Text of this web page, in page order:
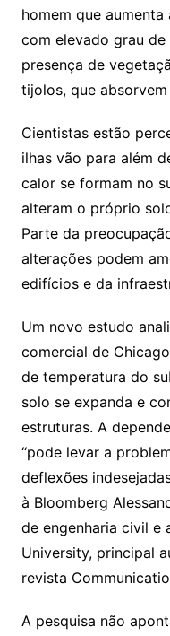
homem que
com elevado grau
presença de
tijolos, que
Cientistas estão
ilhas vão para além
calor se formam no
alteram o próprio
Parte da
alterações podem
edifícios e da
Um novo estudo
comercial de
de temperatura do
solo se expanda e
estruturas. A
“pode levar a
deflexões
à Bloomberg
de engenharia civil e
University, principal
revista
A pesquisa não